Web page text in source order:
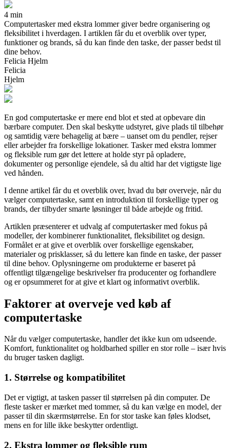
4 min
Computertasker med ekstra lommer giver bedre organisering og
fleksibilitet i hverdagen. I artiklen får du et overblik over typer,
funktioner og brands, så du kan finde den taske, der passer bedst til
dine behov.
Felicia Hjelm
Felicia
Hjelm
En god computertaske er mere end blot et sted at opbevare din
bærbare computer. Den skal beskytte udstyret, give plads til tilbehør
og samtidig være behagelig at bære – uanset om du pendler, rejser
eller arbejder fra forskellige lokationer. Tasker med ekstra lommer
og fleksible rum gør det lettere at holde styr på opladere,
dokumenter og personlige ejendele, så du altid har det vigtigste lige
ved hånden.
I denne artikel får du et overblik over, hvad du bør overveje, når du
vælger computertaske, samt en introduktion til forskellige typer og
brands, der tilbyder smarte løsninger til både arbejde og fritid.
Artiklen præsenterer et udvalg af computertasker med fokus på
modeller, der kombinerer funktionalitet, fleksibilitet og design.
Formålet er at give et overblik over forskellige egenskaber,
materialer og prisklasser, så du lettere kan finde en taske, der passer
til dine behov. Oplysningerne om produkterne er baseret på
offentligt tilgængelige beskrivelser fra producenter og forhandlere
og er opsummeret for at give et klart og informativt overblik.
Faktorer at overveje ved køb af
computertaske
Når du vælger computertaske, handler det ikke kun om udseende.
Komfort, funktionalitet og holdbarhed spiller en stor rolle – især hvis
du bruger tasken dagligt.
1. Størrelse og kompatibilitet
Det er vigtigt, at tasken passer til størrelsen på din computer. De
fleste tasker er mærket med tommer, så du kan vælge en model, der
passer til din skærmstørrelse. En for stor taske kan føles klodset,
mens en for lille ikke beskytter ordentligt.
2. Ekstra lommer og fleksible rum